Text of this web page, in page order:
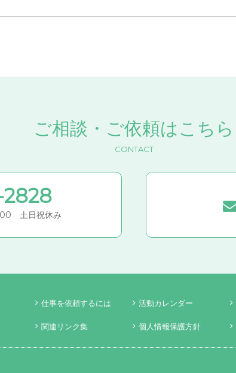
ご相談・ご依頼はこちら
CONTACT
土日祝休み
仕事を依頼するには 活動カレンダー
関連リンク集 個人情報保護方針